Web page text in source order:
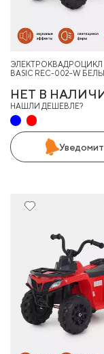
ЭЛЕКТРОКВАДРОЦИКЛ
BASIC REC-002-W
НЕТ В
НАШЛИ ДЕШЕВЛЕ?